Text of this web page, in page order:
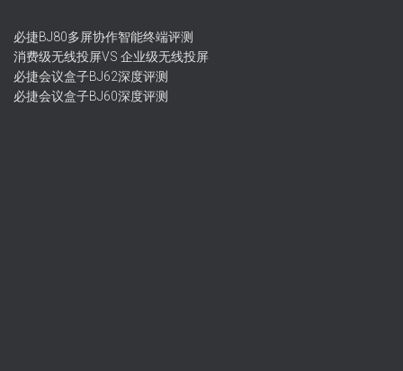
必捷BJ80多屏协作智能终端评测
消费级无线投屏VS 企业级无线投屏
必捷会议盒子BJ62深度评测
必捷会议盒子BJ60深度评测